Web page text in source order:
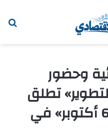
وحضور
تطلق
مشروع «برايم بلازا 6 أكتوبر» في